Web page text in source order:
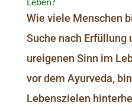
Wie viele Menschen
Suche nach Erfüllung
ureigenen Sinn im
vor dem Ayurveda,
Lebenszielen